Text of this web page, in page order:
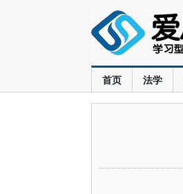
首页 法学